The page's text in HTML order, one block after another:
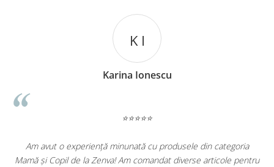
cu produsele din categoria
diverse articole pentru
Jocuri si figurine Rascals pentru
fost simplu, iar livrarea rapidă.